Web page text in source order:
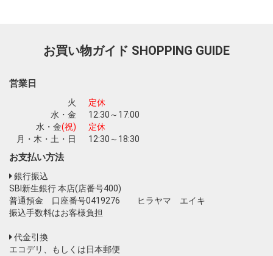
お買い物ガイド SHOPPING GUIDE
営業日
火
定休
水・金
12:30～17:00
水・金(祝)
定休
月・木・土・日
12:30～18:30
お支払い方法
銀行振込
SBI新生銀行 本店(店番号400)
普通預金 口座番号0419276 ヒラヤマ エイキ
振込手数料はお客様負担
代金引換
エコデリ、もしくは日本郵便